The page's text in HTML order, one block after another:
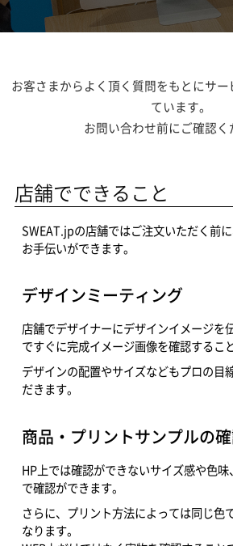
お客さまからよく頂く質問をもとにサー
ています。
お問い合わせ前にご確認く
店舗でできること
SWEAT.jpの店舗ではご注文いただく前
お手伝いができます。
デザインミーティング
店舗でデザイナーにデザインイメージを
ですぐに完成イメージ画像を確認するこ
デザインの配置やサイズなどもプロの目
だきます。
商品・プリントサンプルの
HP上では確認ができないサイズ感や色
で確認ができます。
さらに、プリント方法によっては同じ色
なります。